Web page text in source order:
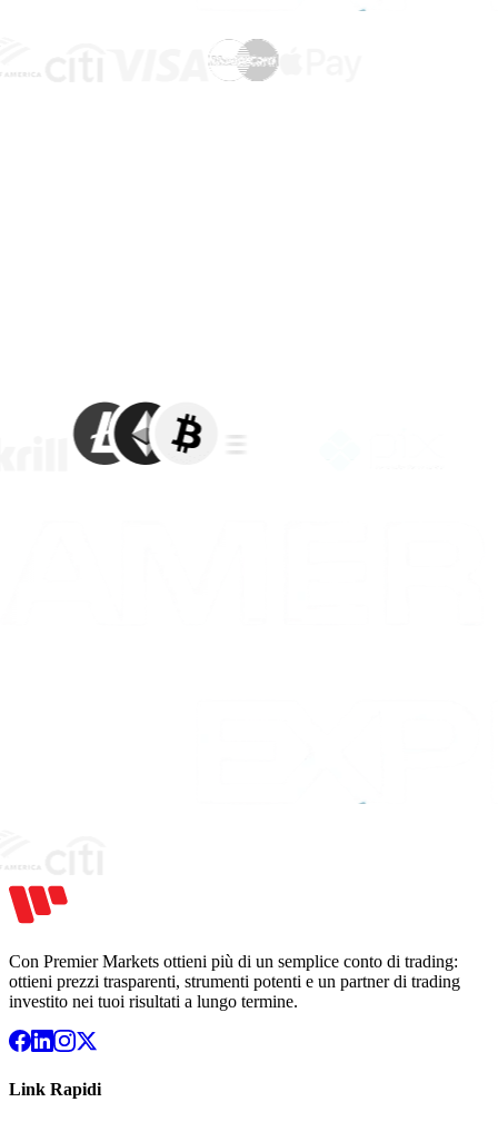
Con Premier Markets ottieni più di un semplice conto di trading:
ottieni prezzi trasparenti, strumenti potenti e un partner di trading
investito nei tuoi risultati a lungo termine.
Link Rapidi